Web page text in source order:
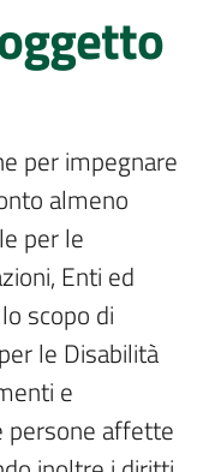
per impegnare
almeno
per le
Enti ed
scopo di
le Disabilità
e
persone affette